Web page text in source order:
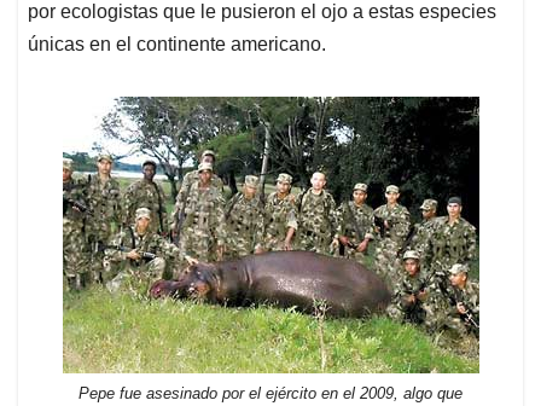
por ecologistas que le pusieron el ojo a estas especies
únicas en el continente americano.
Pepe fue asesinado por el ejército en el 2009, algo que